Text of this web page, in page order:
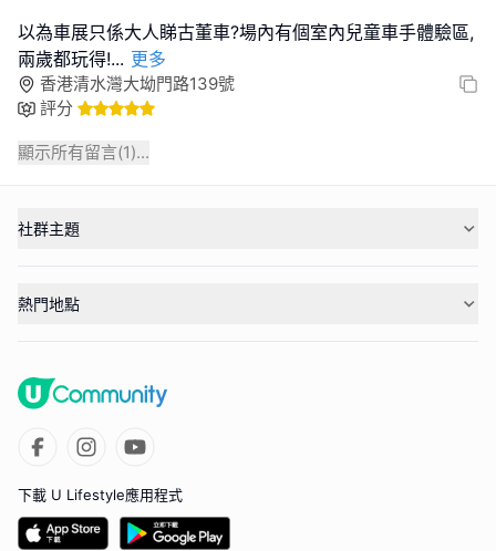
以為車展只係大人睇古董車?場內有個室內兒童車手體驗區,
兩歲都玩得!... 更多
香港清水灣大坳門路139號
評分
顯示所有留言(1)...
社群主題
熱門地點
下載 U Lifestyle應用程式